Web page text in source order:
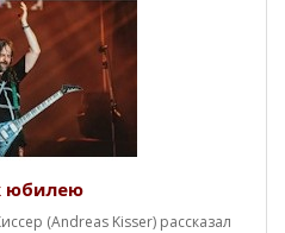
юбилею
(Andreas Kisser) рассказал